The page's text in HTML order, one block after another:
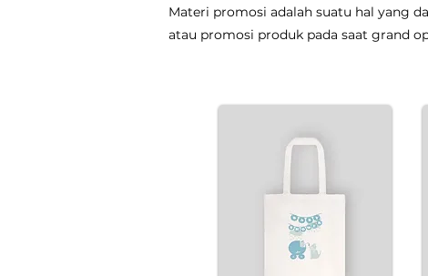
Materi promosi adalah suatu hal yang
atau promosi produk pada saat grand